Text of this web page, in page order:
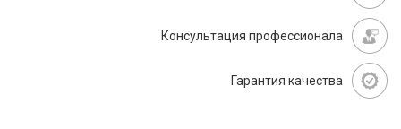
Консультация профессионала
Гарантия качества